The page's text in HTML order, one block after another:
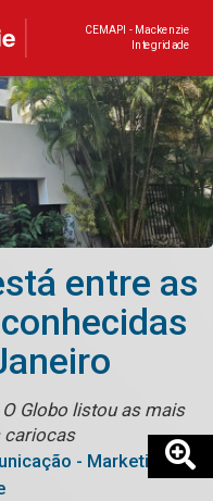
CEMAPI - Mackenzie
Integridade
entre as
Globo listou as mais
cariocas
- Marketing